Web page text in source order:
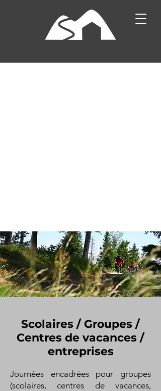
Scolaires / Groupes /
Centres de vacances /
entreprises
Journées encadrées pour groupes
(scolaires, centres de vacances,